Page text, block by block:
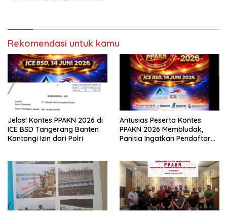
Rekomendasi untuk kamu
Jelas! Kontes PPAKN 2026 di
ICE BSD Tangerang Banten
Kantongi Izin dari Polri
Antusias Peserta Kontes
PPAKN 2026 Membludak,
Panitia Ingatkan Pendaftaran